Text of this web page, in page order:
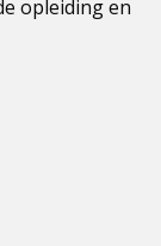
opleiding en